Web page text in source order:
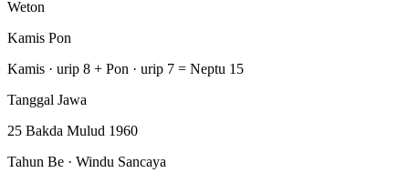
Weton
Kamis Pon
Kamis · urip 8 + Pon · urip 7 = Neptu 15
Tanggal Jawa
25 Bakda Mulud 1960
Tahun Be · Windu Sancaya